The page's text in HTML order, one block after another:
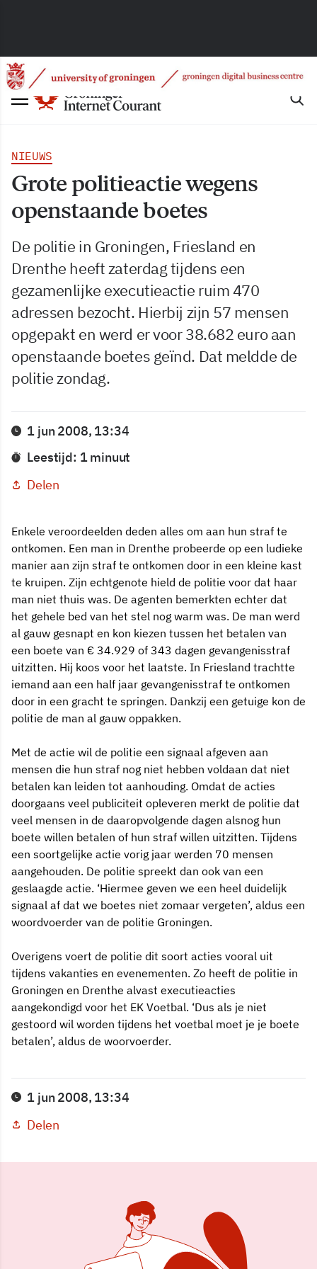
NIEUWS
Grote politieactie wegens
openstaande boetes
De politie in Groningen, Friesland en
Drenthe heeft zaterdag tijdens een
gezamenlijke executieactie ruim 470
adressen bezocht. Hierbij zijn 57 mensen
opgepakt en werd er voor 38.682 euro aan
openstaande boetes geïnd. Dat meldde de
politie zondag.
1 jun 2008, 13:34
Leestijd: 1 minuut
Delen
Enkele veroordeelden deden alles om aan hun straf te
ontkomen. Een man in Drenthe probeerde op een ludieke
manier aan zijn straf te ontkomen door in een kleine kast
te kruipen. Zijn echtgenote hield de politie voor dat haar
man niet thuis was. De agenten bemerkten echter dat
het gehele bed van het stel nog warm was. De man werd
al gauw gesnapt en kon kiezen tussen het betalen van
een boete van € 34.929 of 343 dagen gevangenisstraf
uitzitten. Hij koos voor het laatste. In Friesland trachtte
iemand aan een half jaar gevangenisstraf te ontkomen
door in een gracht te springen. Dankzij een getuige kon de
politie de man al gauw oppakken.
Met de actie wil de politie een signaal afgeven aan
mensen die hun straf nog niet hebben voldaan dat niet
betalen kan leiden tot aanhouding. Omdat de acties
doorgaans veel publiciteit opleveren merkt de politie dat
veel mensen in de daaropvolgende dagen alsnog hun
boete willen betalen of hun straf willen uitzitten. Tijdens
een soortgelijke actie vorig jaar werden 70 mensen
aangehouden. De politie spreekt dan ook van een
geslaagde actie. ‘Hiermee geven we een heel duidelijk
signaal af dat we boetes niet zomaar vergeten’, aldus een
woordvoerder van de politie Groningen.
Overigens voert de politie dit soort acties vooral uit
tijdens vakanties en evenementen. Zo heeft de politie in
Groningen en Drenthe alvast executieacties
aangekondigd voor het EK Voetbal. ‘Dus als je niet
gestoord wil worden tijdens het voetbal moet je je boete
betalen’, aldus de woorvoerder.
1 jun 2008, 13:34
Delen